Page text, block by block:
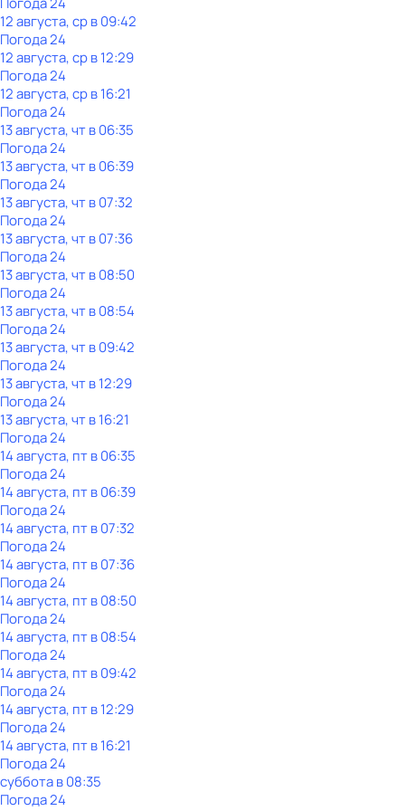
12 августа, ср в 09:42
Погода 24
12 августа, ср в 12:29
Погода 24
12 августа, ср в 16:21
Погода 24
13 августа, чт в 06:35
Погода 24
13 августа, чт в 06:39
Погода 24
13 августа, чт в 07:32
Погода 24
13 августа, чт в 07:36
Погода 24
13 августа, чт в 08:50
Погода 24
13 августа, чт в 08:54
Погода 24
13 августа, чт в 09:42
Погода 24
13 августа, чт в 12:29
Погода 24
13 августа, чт в 16:21
Погода 24
14 августа, пт в 06:35
Погода 24
14 августа, пт в 06:39
Погода 24
14 августа, пт в 07:32
Погода 24
14 августа, пт в 07:36
Погода 24
14 августа, пт в 08:50
Погода 24
14 августа, пт в 08:54
Погода 24
14 августа, пт в 09:42
Погода 24
14 августа, пт в 12:29
Погода 24
14 августа, пт в 16:21
Погода 24
субботав08:35
Погода 24